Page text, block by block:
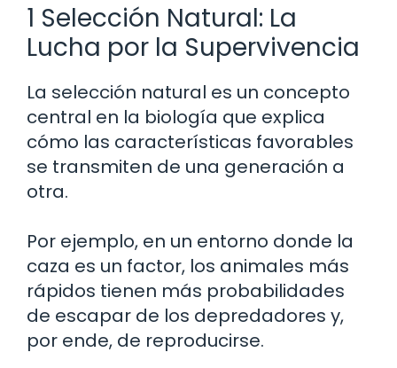
1 Selección Natural: La
Lucha por la Supervivencia
La selección natural es un concepto
central en la biología que explica
cómo las características favorables
se transmiten de una generación a
otra.
Por ejemplo, en un entorno donde la
caza es un factor, los animales más
rápidos tienen más probabilidades
de escapar de los depredadores y,
por ende, de reproducirse.